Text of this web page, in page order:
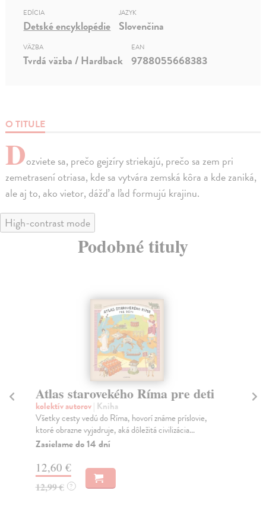
O TITULE
Dozviete sa, prečo gejzíry striekajú, prečo sa zem pri
zemetrasení otriasa, kde sa vytvára zemská kôra a kde zaniká,
ale aj to, ako vietor, dážď a ľad formujú krajinu.
EDÍCIA
Detské encyklopédie
JAZYK
Slovenčina
VÄZBA
Tvrdá väzba / Hardback
EAN
9788055668383
High-contrast mode
Podobné tituly
Atlas starovekého Ríma pre deti
kolektív autorov| Kniha
Všetky cesty vedú do Ríma, hovorí známe príslovie,
ktoré obrazne vyjadruje, aká dôležitá civilizácia...
Zasielame do 14 dní
12,60 €
12,99 € ?